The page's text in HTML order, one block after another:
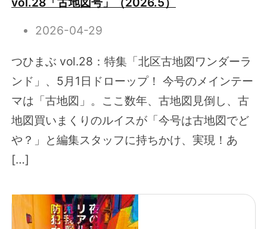
2026-04-29
つひまぶ vol.28：特集「北区古地図ワンダーラ
ンド」、5月1日ドローップ！ 今号のメインテー
マは「古地図」。ここ数年、古地図見倒し、古
地図買いまくりのルイスが「今号は古地図でど
や？」と編集スタッフに持ちかけ、実現！あ
[…]